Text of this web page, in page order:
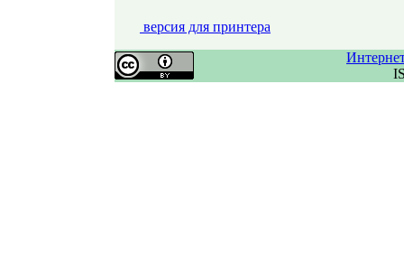
версия для принтера